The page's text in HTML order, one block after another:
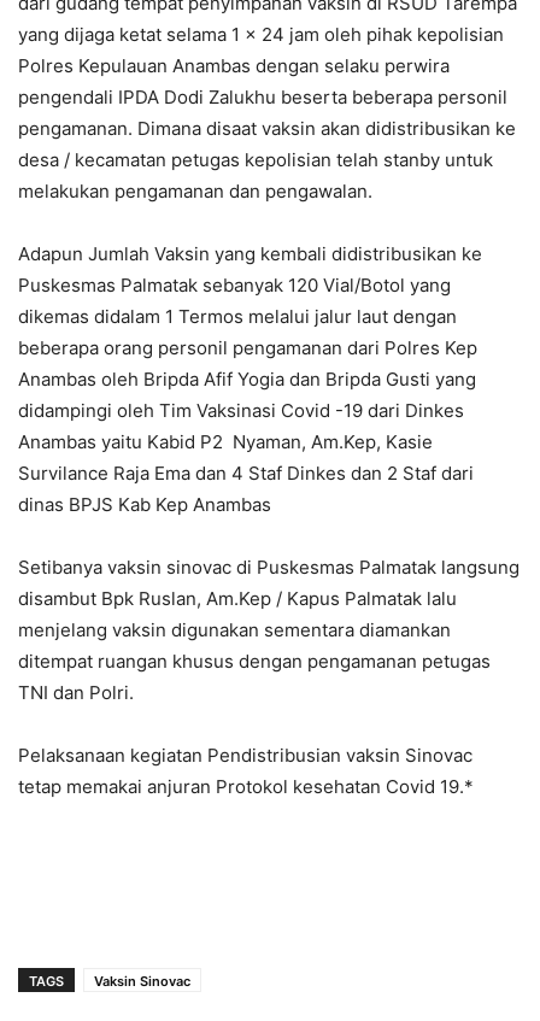
yang dijaga ketat selama 1 x 24 jam oleh pihak kepolisian
Polres Kepulauan Anambas dengan selaku perwira
pengendali IPDA Dodi Zalukhu beserta beberapa personil
pengamanan. Dimana disaat vaksin akan didistribusikan ke
desa / kecamatan petugas kepolisian telah stanby untuk
melakukan pengamanan dan pengawalan.
Adapun Jumlah Vaksin yang kembali didistribusikan ke
Puskesmas Palmatak sebanyak 120 Vial/Botol yang
dikemas didalam 1 Termos melalui jalur laut dengan
beberapa orang personil pengamanan dari Polres Kep
Anambas oleh Bripda Afif Yogia dan Bripda Gusti yang
didampingi oleh Tim Vaksinasi Covid -19 dari Dinkes
Anambas yaitu Kabid P2 Nyaman, Am.Kep, Kasie
Survilance Raja Ema dan 4 Staf Dinkes dan 2 Staf dari
dinas BPJS Kab Kep Anambas
Setibanya vaksin sinovac di Puskesmas Palmatak langsung
disambut Bpk Ruslan, Am.Kep / Kapus Palmatak lalu
menjelang vaksin digunakan sementara diamankan
ditempat ruangan khusus dengan pengamanan petugas
TNI dan Polri.
Pelaksanaan kegiatan Pendistribusian vaksin Sinovac
tetap memakai anjuran Protokol kesehatan Covid 19.*
TAGS Vaksin Sinovac